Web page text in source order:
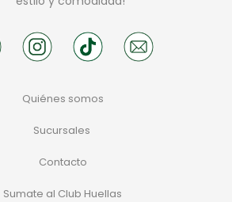
Quiénes somos
Sucursales
Contacto
Sumate al Club Huellas